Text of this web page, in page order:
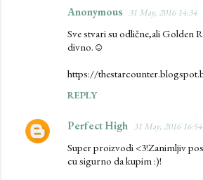
Anonymous 31 May, 2016 14:34
Sve stvari su odlične,ali Golden
divno.☺
https://
REPLY
Perfect High 31 May, 2016 16:54
Super proizvodi <3!Zanimljiv
cu sigurno da kupim :)!